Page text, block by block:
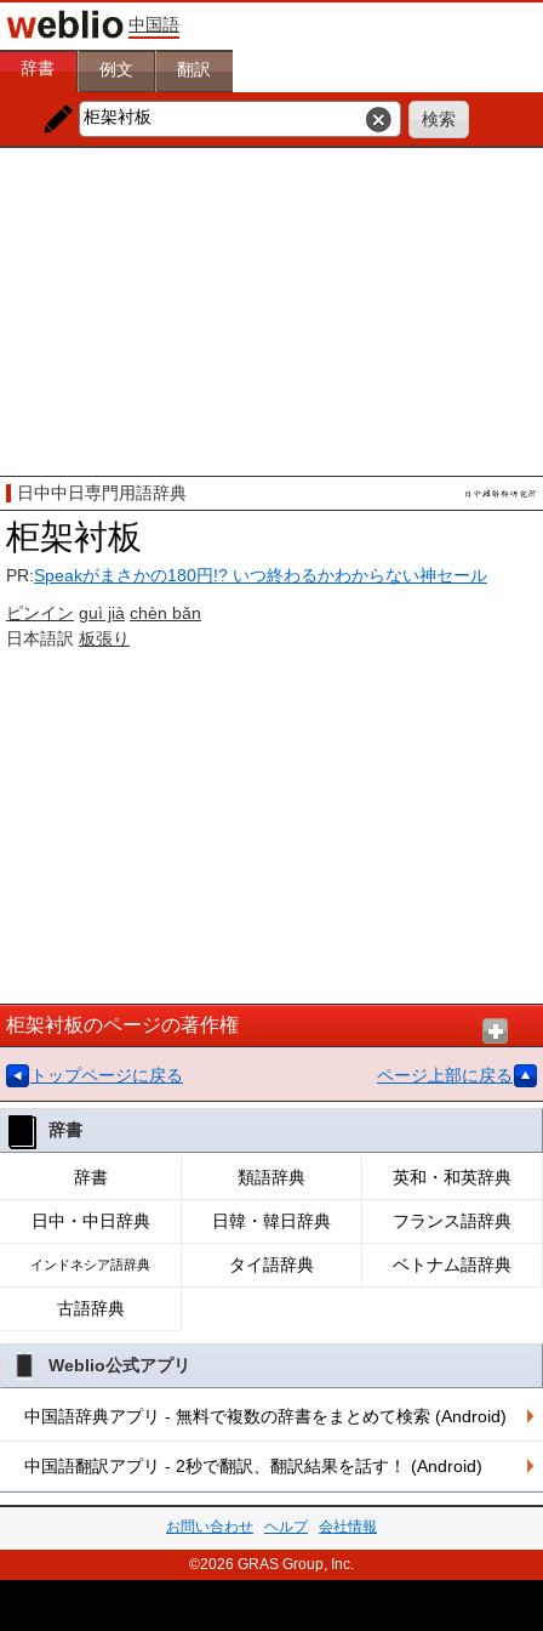
中国語
辞書 例文 翻訳
日中中日専門用語辞典
柜架衬板
PR:Speakがまさかの180円!? いつ終わるかわからない神セール
ピンイン guì jià chèn bǎn
日本語訳 板張り
柜架衬板のページの著作権
トップページに戻る ページ上部に戻る
辞書
辞書 類語辞典 英和・和英辞典
日中・中日辞典 日韓・韓日辞典 フランス語辞典
インドネシア語辞典 タイ語辞典 ベトナム語辞典
古語辞典
Weblio公式アプリ
中国語辞典アプリ - 無料で複数の辞書をまとめて検索 (Android)
中国語翻訳アプリ - 2秒で翻訳、翻訳結果を話す！ (Android)
お問い合わせ ヘルプ 会社情報
©2026 GRAS Group, Inc.